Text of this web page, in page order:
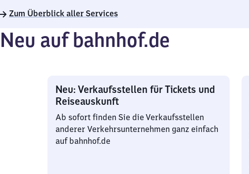
22
Zum Überblick aller Services
Neu auf bahnhof.de
Neu: Verkaufsstellen für Tickets und
Reiseauskunft
Ab sofort finden Sie die Verkaufsstellen
anderer Verkehrsunternehmen ganz einfach
auf bahnhof.de